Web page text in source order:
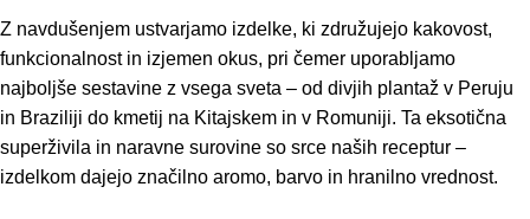
Z navdušenjem ustvarjamo izdelke, ki združujejo kakovost,
funkcionalnost in izjemen okus, pri čemer uporabljamo
najboljše sestavine z vsega sveta – od divjih plantaž v Peruju
in Braziliji do kmetij na Kitajskem in v Romuniji. Ta eksotična
superživila in naravne surovine so srce naših receptur –
izdelkom dajejo značilno aromo, barvo in hranilno vrednost.